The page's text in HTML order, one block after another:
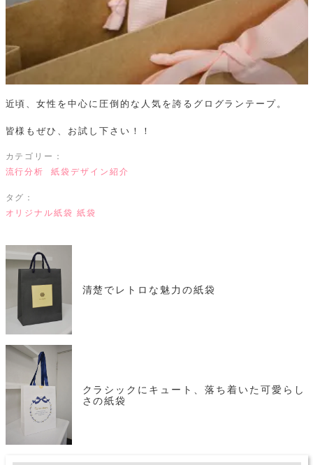
近頃、女性を中心に圧倒的な人気を誇るグログランテープ。
皆様もぜひ、お試し下さい！！
カテゴリー：
流行分析
紙袋デザイン紹介
タグ：
オリジナル紙袋 紙袋
清楚でレトロな魅力の紙袋
クラシックにキュート、落ち着いた可愛らし
さの紙袋